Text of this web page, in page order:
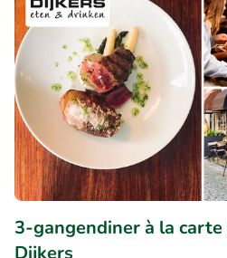
3-gangendiner à la
Dijkers